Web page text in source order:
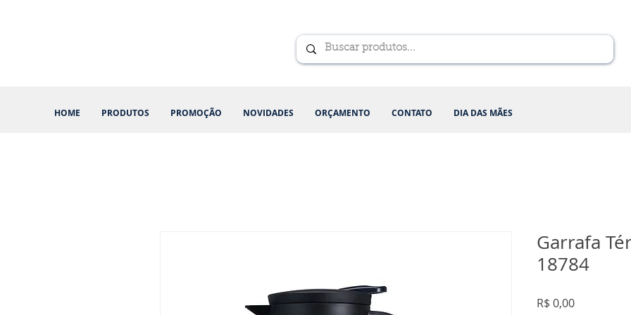
HOME PRODUTOS PROMOÇÃO NOVIDADES ORÇAMENTO CONTATO DIA DAS MÃES
Garrafa
18784
R$ 0,00Preço